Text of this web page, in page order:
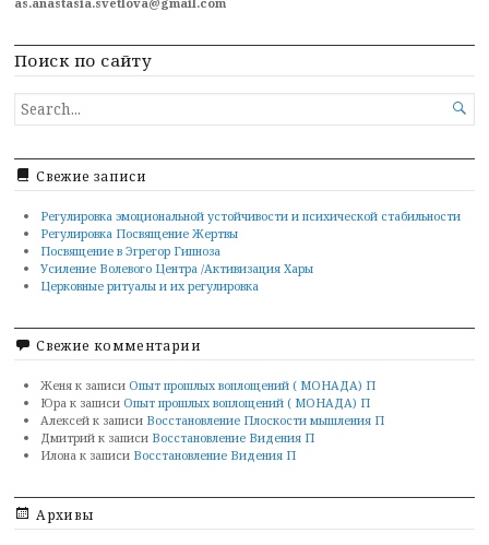
Поиск по сайту
SEARCH
FOR...

Свежие записи
Регулировка эмоциональной устойчивости и психической стабильности
Регулировка Посвящение Жертвы
Посвящение в Эгрегор Гипноза
Усиление Волевого Центра /Активизация Хары
Церковные ритуалы и их регулировка
Свежие комментарии
Женя к записи Опыт прошлых воплощений ( МОНАДА) П
Юра к записи Опыт прошлых воплощений ( МОНАДА) П
Алексей к записи Восстановление Плоскости мышления П
Дмитрий к записи Восстановление Видения П
Илона к записи Восстановление Видения П
Архивы